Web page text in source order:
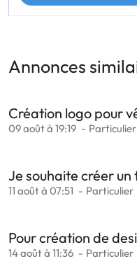
Annonces
Création logo pour
09 août à 19:19 Particulier
Je souhaite créer un
11 août à 07:51 Particulier
Pour création de
14 août à 11:36 Particulier